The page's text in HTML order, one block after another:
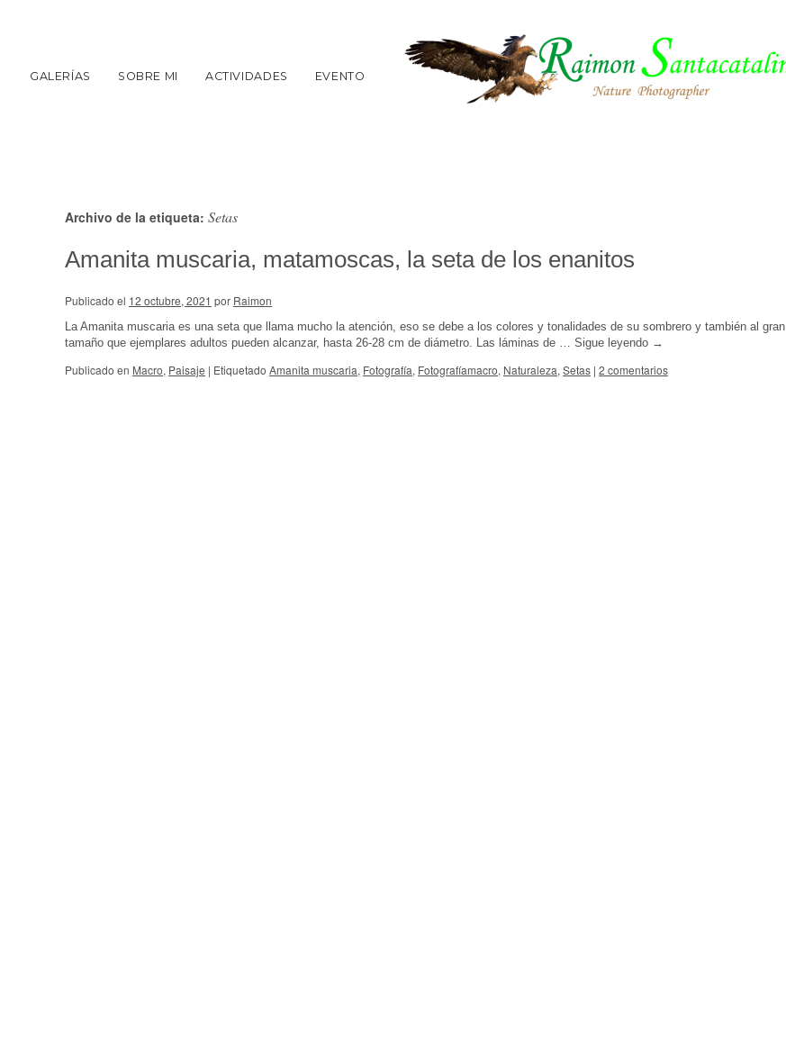
GALERÍAS SOBRE MI ACTIVIDADES EVENTO
Archivo de la etiqueta: Setas
Amanita muscaria, matamoscas, la seta de los enanitos
Publicado el 12 octubre, 2021 por Raimon
La Amanita muscaria es una seta que llama mucho la atención, eso se debe a los colores y tonalidades de su sombrero y también al gran
tamaño que ejemplares adultos pueden alcanzar, hasta 26-28 cm de diámetro. Las láminas de … Sigue leyendo →
Publicado en Macro, Paisaje | Etiquetado Amanita muscaria, Fotografía, Fotografíamacro, Naturaleza, Setas | 2 comentarios